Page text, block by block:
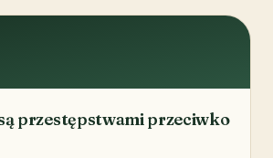
przestępstwami przeciwko